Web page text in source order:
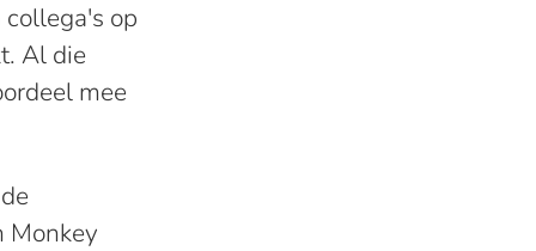
op
Al die
mee
Monkey